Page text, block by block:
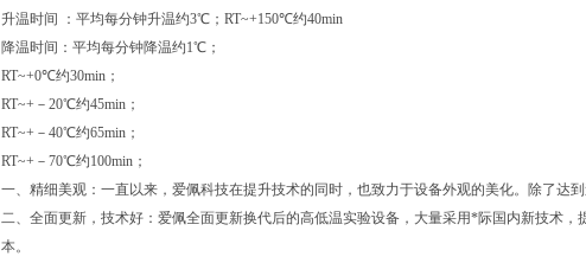
升温时间 ：平均每分钟升温约3℃；RT~+150℃约40min
降温时间：平均每分钟降温约1℃；
RT~+0℃约30min；
RT~+－20℃约45min；
RT~+－40℃约65min；
RT~+－70℃约100min；
一、精细美观：一直以来，爱佩科技在提升技术的同时，也致力于设备外观的美化。除了达
二、全面更新，技术好：爱佩全面更新换代后的高低温实验设备，大量采用*际国内新技术
本。